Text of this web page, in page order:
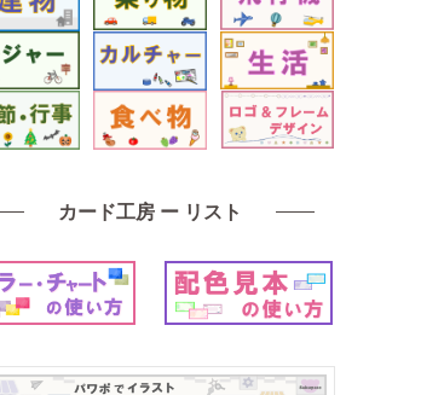
カード工房 ー リスト